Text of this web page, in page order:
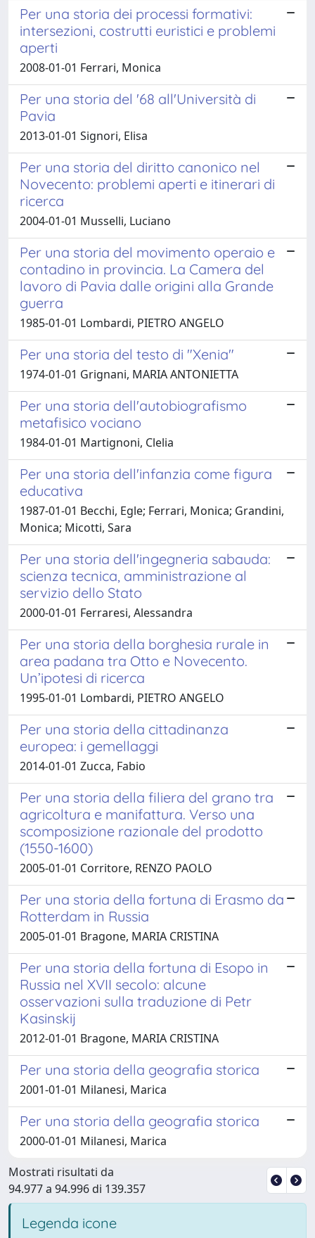
Per una storia dei processi formativi:
intersezioni, costrutti euristici e problemi
aperti
2008-01-01 Ferrari, Monica
Per una storia del '68 all'Università di
Pavia
2013-01-01 Signori, Elisa
Per una storia del diritto canonico nel
Novecento: problemi aperti e itinerari di
ricerca
2004-01-01 Musselli, Luciano
Per una storia del movimento operaio e
contadino in provincia. La Camera del
lavoro di Pavia dalle origini alla Grande
guerra
1985-01-01 Lombardi, PIETRO ANGELO
Per una storia del testo di "Xenia"
1974-01-01 Grignani, MARIA ANTONIETTA
Per una storia dell'autobiografismo
metafisico vociano
1984-01-01 Martignoni, Clelia
Per una storia dell'infanzia come figura
educativa
1987-01-01 Becchi, Egle; Ferrari, Monica; Grandini,
Monica; Micotti, Sara
Per una storia dell'ingegneria sabauda:
scienza tecnica, amministrazione al
servizio dello Stato
2000-01-01 Ferraresi, Alessandra
Per una storia della borghesia rurale in
area padana tra Otto e Novecento.
Un’ipotesi di ricerca
1995-01-01 Lombardi, PIETRO ANGELO
Per una storia della cittadinanza
europea: i gemellaggi
2014-01-01 Zucca, Fabio
Per una storia della filiera del grano tra
agricoltura e manifattura. Verso una
scomposizione razionale del prodotto
(1550-1600)
2005-01-01 Corritore, RENZO PAOLO
Per una storia della fortuna di Erasmo da
Rotterdam in Russia
2005-01-01 Bragone, MARIA CRISTINA
Per una storia della fortuna di Esopo in
Russia nel XVII secolo: alcune
osservazioni sulla traduzione di Petr
Kasinskij
2012-01-01 Bragone, MARIA CRISTINA
Per una storia della geografia storica
2001-01-01 Milanesi, Marica
Per una storia della geografia storica
2000-01-01 Milanesi, Marica
Mostrati risultati da
94.977 a 94.996 di 139.357
Legenda icone